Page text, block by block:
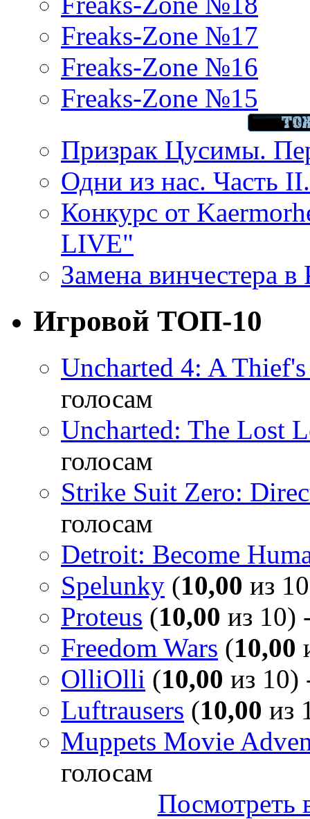
Freaks-Zone №17
Freaks-Zone №16
Freaks-Zone №15
Призрак Цусимы.
Одни из нас. Часть
Конкурс от
LIVE"
Замена винчестера
Игровой ТОП-10
Uncharted 4: A
голосам
Uncharted: The Lost
голосам
Strike Suit Zero:
голосам
Detroit: Become
Spelunky (10,00 из
Proteus (10,00 из 10)
Freedom Wars (10,00
OlliOlli (10,00 из 10)
Luftrausers (10,00 из
Muppets Movie
голосам
Посмотреть